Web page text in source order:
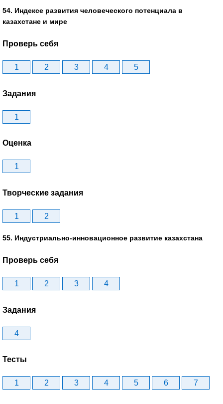
54. Индексе развития человеческого потенциала в
казахстане и мире
Проверь себя
1 2 3 4 5
Задания
1
Оценка
1
Творческие задания
1 2
55. Индустриально-инновационное развитие казахстана
Проверь себя
1 2 3 4
Задания
4
Тесты
1 2 3 4 5 6 7